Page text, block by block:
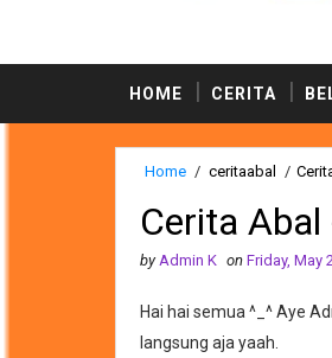
HOME CERITA
Home / ceritaabal /
Cerita
by Admin K on Friday, May
Hai hai semua ^_^ Aye
langsung aja yaah.